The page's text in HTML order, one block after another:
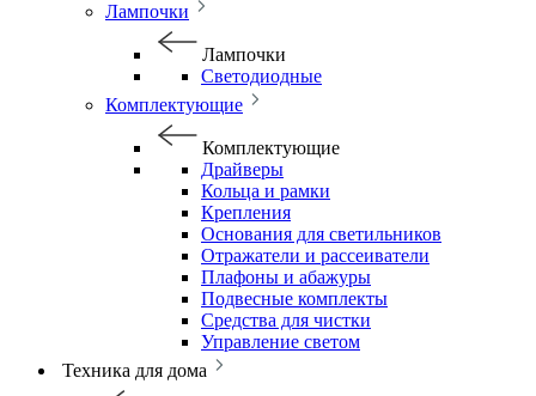
Лампочки
Лампочки
Светодиодные
Комплектующие
Комплектующие
Драйверы
Кольца и рамки
Крепления
Основания для светильников
Отражатели и рассеиватели
Плафоны и абажуры
Подвесные комплекты
Средства для чистки
Управление светом
Техника для дома